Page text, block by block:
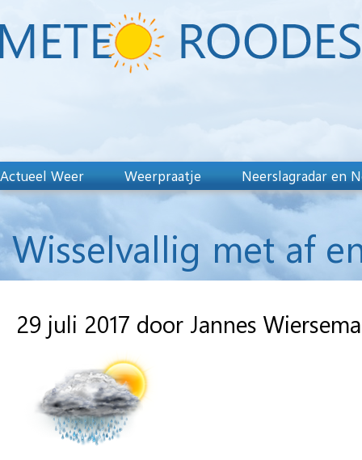
Actueel Weer Weerpraatje Neerslagradar en
Wisselvallig met af
29 juli 2017 door Jannes Wiersema